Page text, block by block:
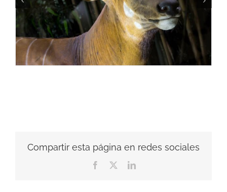
Compartir esta página en redes sociales
Facebook LinkedIn